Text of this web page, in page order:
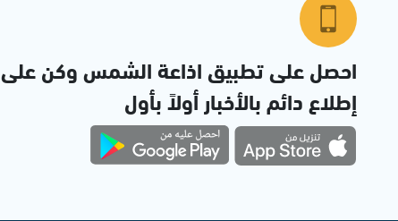
احصل على تطبيق اذاعة الشمس وكن على
إطلاع دائم بالأخبار أولاً بأول